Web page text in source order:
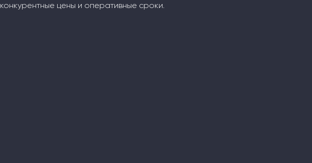
конкурентные цены и оперативные сроки.